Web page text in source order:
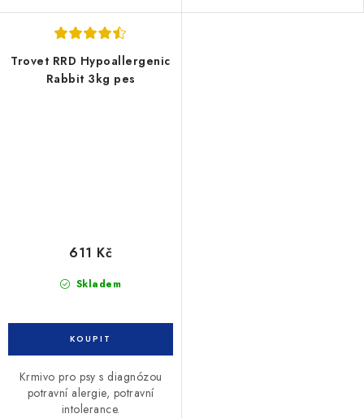
Trovet RRD Hypoallergenic
Rabbit 3kg pes
Skladem
611 Kč
Krmivo pro psy s diagnózou
potravní alergie, potravní
intolerance.